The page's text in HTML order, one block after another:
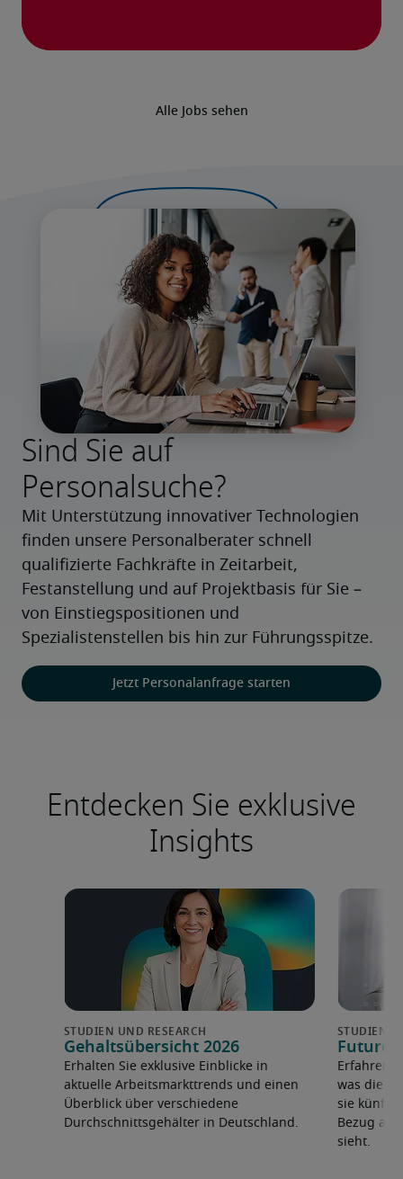
Alle Jobs sehen
Sind Sie auf
Personalsuche?
Mit Unterstützung innovativer Technologien
finden unsere Personalberater schnell
qualifizierte Fachkräfte in Zeitarbeit,
Festanstellung und auf Projektbasis für Sie –
von Einstiegspositionen und
Spezialistenstellen bis hin zur Führungsspitze.
Jetzt Personalanfrage starten
Entdecken Sie exklusive
Insights
Gehaltsübersicht 2026
Erhalten Sie exklusive Einblicke in
aktuelle Arbeitsmarkttrends und einen
Überblick über verschiedene
Durchschnittsgehälter in Deutschland.
Future
Erfahren
was die
sie
Bezug
sieht.